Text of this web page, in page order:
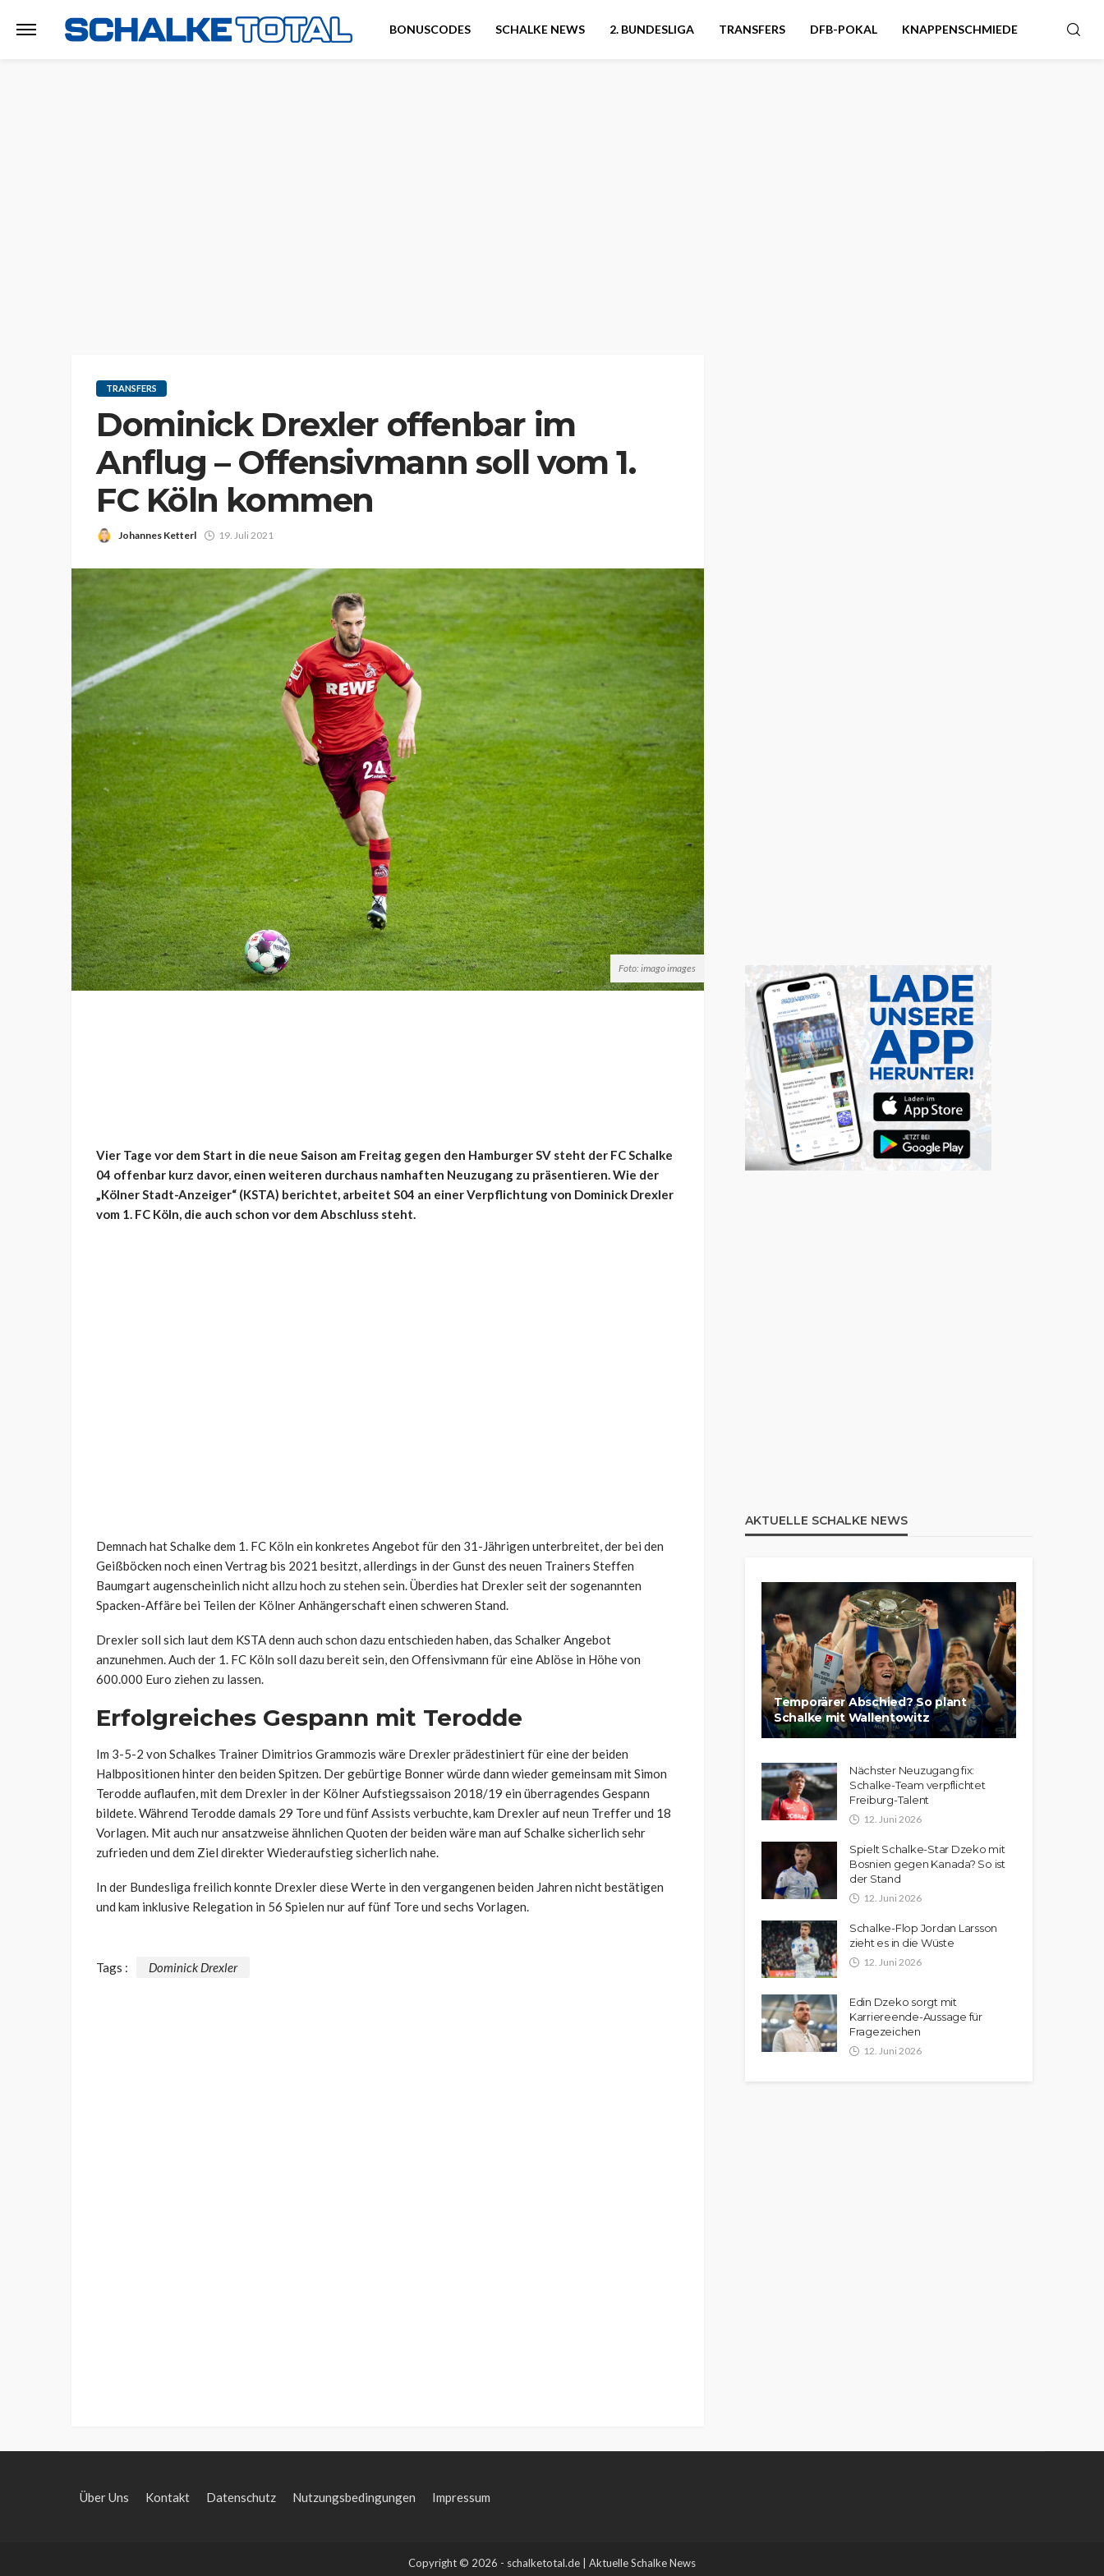
BONUSCODES SCHALKE NEWS 2. BUNDESLIGA TRANSFERS DFB-POKAL KNAPPENSCHMIEDE
TRANSFERS
Dominick Drexler offenbar im
Anflug – Offensivmann soll vom 1.
FC Köln kommen
Johannes Ketterl 19. Juli 2021
Foto: imago images
Vier Tage vor dem Start in die neue Saison am Freitag gegen den Hamburger SV steht der FC Schalke
04 offenbar kurz davor, einen weiteren durchaus namhaften Neuzugang zu präsentieren. Wie der
„Kölner Stadt-Anzeiger“ (KSTA) berichtet, arbeitet S04 an einer Verpflichtung von Dominick Drexler
vom 1. FC Köln, die auch schon vor dem Abschluss steht.
Demnach hat Schalke dem 1. FC Köln ein konkretes Angebot für den 31-Jährigen unterbreitet, der bei den
Geißböcken noch einen Vertrag bis 2021 besitzt, allerdings in der Gunst des neuen Trainers Steffen
Baumgart augenscheinlich nicht allzu hoch zu stehen sein. Überdies hat Drexler seit der sogenannten
Spacken-Affäre bei Teilen der Kölner Anhängerschaft einen schweren Stand.
Drexler soll sich laut dem KSTA denn auch schon dazu entschieden haben, das Schalker Angebot
anzunehmen. Auch der 1. FC Köln soll dazu bereit sein, den Offensivmann für eine Ablöse in Höhe von
600.000 Euro ziehen zu lassen.
Erfolgreiches Gespann mit Terodde
Im 3-5-2 von Schalkes Trainer Dimitrios Grammozis wäre Drexler prädestiniert für eine der beiden
Halbpositionen hinter den beiden Spitzen. Der gebürtige Bonner würde dann wieder gemeinsam mit Simon
Terodde auflaufen, mit dem Drexler in der Kölner Aufstiegssaison 2018/19 ein überragendes Gespann
bildete. Während Terodde damals 29 Tore und fünf Assists verbuchte, kam Drexler auf neun Treffer und 18
Vorlagen. Mit auch nur ansatzweise ähnlichen Quoten der beiden wäre man auf Schalke sicherlich sehr
zufrieden und dem Ziel direkter Wiederaufstieg sicherlich nahe.
In der Bundesliga freilich konnte Drexler diese Werte in den vergangenen beiden Jahren nicht bestätigen
und kam inklusive Relegation in 56 Spielen nur auf fünf Tore und sechs Vorlagen.
Tags : Dominick Drexler
AKTUELLE SCHALKE NEWS
Temporärer Abschied? So plant
Schalke mit Wallentowitz
Nächster Neuzugang fix:
Schalke-Team verpflichtet
Freiburg-Talent
12. Juni 2026
Spielt Schalke-Star Dzeko mit
Bosnien gegen Kanada? So ist
der Stand
12. Juni 2026
Schalke-Flop Jordan Larsson
zieht es in die Wüste
12. Juni 2026
Edin Dzeko sorgt mit
Karriereende-Aussage für
Fragezeichen
12. Juni 2026
Über Uns Kontakt Datenschutz Nutzungsbedingungen Impressum
Copyright © 2026 - schalketotal.de | Aktuelle Schalke News